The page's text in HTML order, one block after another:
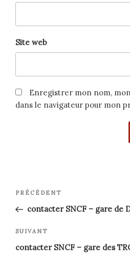
Site web
Enregistrer mon nom,
dans le navigateur pour mon
Navigation
de
l’article
Article
précédent
PRÉCÉDENT
contacter SNCF – gare de
Article
suivant
SUIVANT
contacter SNCF – gare des